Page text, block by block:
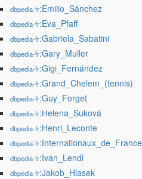
dbpedia-fr:Emilio_Sánchez
dbpedia-fr:Eva_Pfaff
dbpedia-fr:Gabriela_Sabatini
dbpedia-fr:Gary_Muller
dbpedia-fr:Gigi_Fernández
dbpedia-fr:Grand_Chelem_(tennis)
dbpedia-fr:Guy_Forget
dbpedia-fr:Helena_Suková
dbpedia-fr:Henri_Leconte
dbpedia-fr
dbpedia-fr:Ivan_Lendl
dbpedia-fr:Jakob_Hlasek